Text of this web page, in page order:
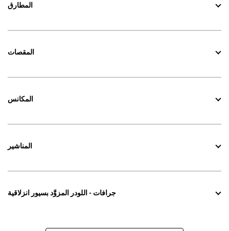
المطارق
المقصات
المكانس
المناشير
جرافات - اللودر المزوَّد بسيور انزلاقية